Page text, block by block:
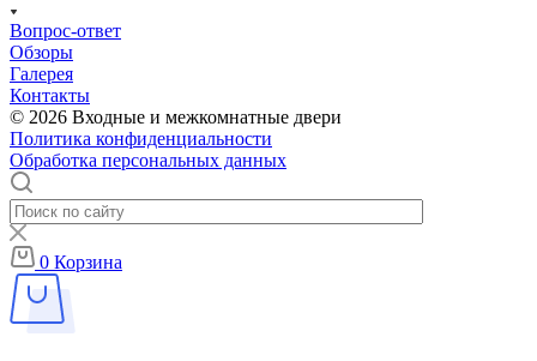
Вопрос-ответ
Обзоры
Галерея
Контакты
© 2026 Входные и межкомнатные двери
Политика конфиденциальности
Обработка персональных данных
0 Корзина